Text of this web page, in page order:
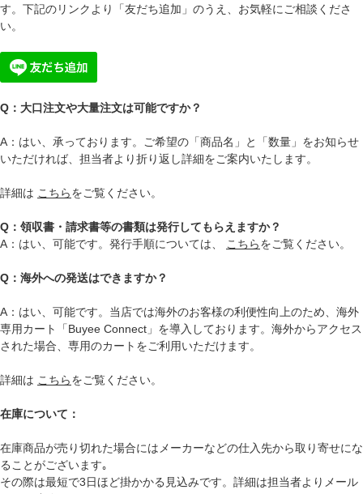
す。下記のリンクより「友だち追加」のうえ、お気軽にご相談くださ
い。
Q：大口注文や大量注文は可能ですか？
A：はい、承っております。ご希望の「商品名」と「数量」をお知らせ
いただければ、担当者より折り返し詳細をご案内いたします。
詳細は こちらをご覧ください。
Q：領収書・請求書等の書類は発行してもらえますか？
A：はい、可能です。発行手順については、
こちらをご覧ください。
Q：海外への発送はできますか？
A：はい、可能です。当店では海外のお客様の利便性向上のため、海外
専用カート「Buyee Connect」を導入しております。海外からアクセス
された場合、専用のカートをご利用いただけます。
詳細は こちらをご覧ください。
在庫について：
在庫商品が売り切れた場合にはメーカーなどの仕入先から取り寄せにな
ることがございます｡
その際は最短で3日ほど掛かかる見込みです。詳細は担当者よりメール